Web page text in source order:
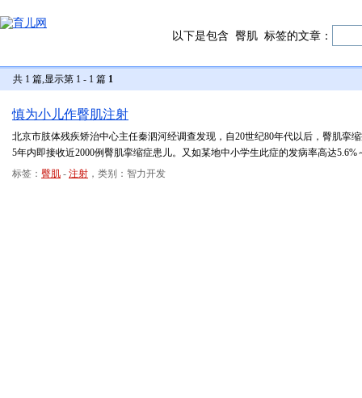
以下是包含 臀肌 标签的文章：
共 1 篇,显示第 1 - 1 篇 1
慎为小儿作臀肌注射
北京市肢体残疾矫治中心主任秦泗河经调查发现，自20世纪80年代以后，臀肌挛
5年内即接收近2000例臀肌挛缩症患儿。又如某地中小学生此症的发病率高达
标签： 臀肌 - 注射 ，类别：智力开发